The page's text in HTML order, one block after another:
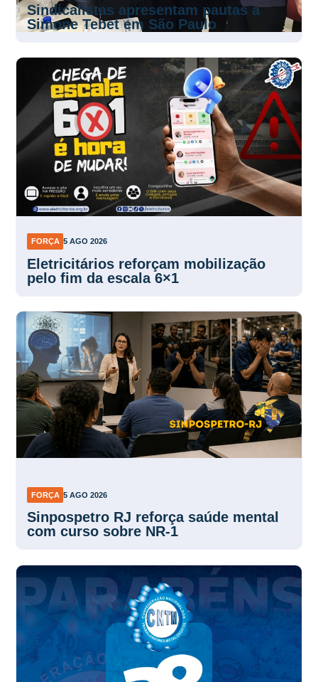
Sindicalistas apresentam pautas a
Simone Tebet em São Paulo
FORÇA 5 AGO 2026
Eletricitários reforçam mobilização
pelo fim da escala 6×1
FORÇA 5 AGO 2026
Sinpospetro RJ reforça saúde mental
com curso sobre NR-1